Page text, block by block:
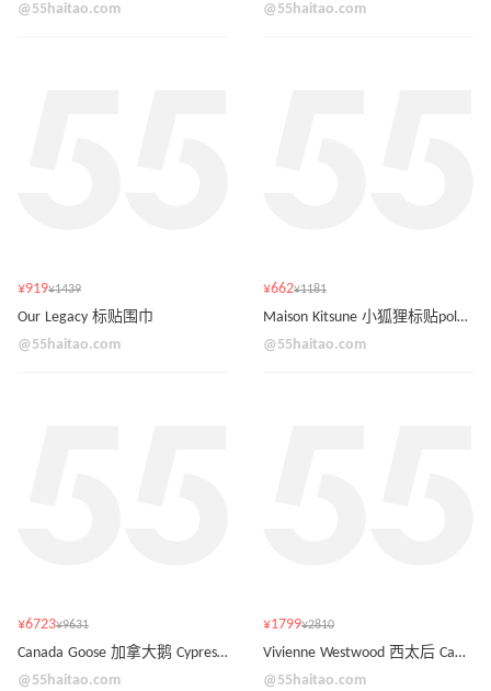
@55haitao.com
@55haitao.com
¥919¥1439
Our Legacy 标贴围巾
@55haitao.com
¥662¥1181
Maison Kitsune 小狐狸标贴polo衫
@55haitao.com
¥6723¥9631
Canada Goose 加拿大鹅 Cypress 填充夹克
@55haitao.com
¥1799¥2810
Vivienne Westwood 西太后 Camberwell 37毫米碎冰蓝腕表
@55haitao.com